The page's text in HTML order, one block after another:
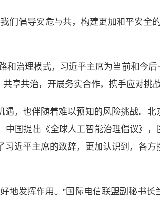
倡导安危与共，构建更加和平安全
治理模式，习近平主席为当前和今后
享共治，开展务实合作，携手应对挑
也伴随着难以预知的风险挑战。北
国提出《全球人工智能治理倡议》
近平主席的致辞，更加认识到，各
发挥作用。”国际电信联盟副秘书长